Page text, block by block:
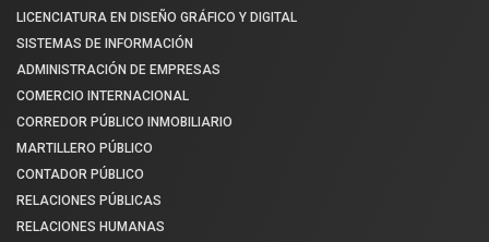
LICENCIATURA EN DISEÑO GRÁFICO Y DIGITAL
SISTEMAS DE INFORMACIÓN
ADMINISTRACIÓN DE EMPRESAS
COMERCIO INTERNACIONAL
CORREDOR PÚBLICO INMOBILIARIO
MARTILLERO PÚBLICO
CONTADOR PÚBLICO
RELACIONES PÚBLICAS
RELACIONES HUMANAS